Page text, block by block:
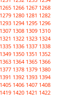
1265 1266 1267 1268
1279 1280 1281 1282
1293 1294 1295 1296
1307 1308 1309 1310
1321 1322 1323 1324
1335 1336 1337 1338
1349 1350 1351 1352
1363 1364 1365 1366
1377 1378 1379 1380
1391 1392 1393 1394
1405 1406 1407 1408
1419 1420 1421 1422